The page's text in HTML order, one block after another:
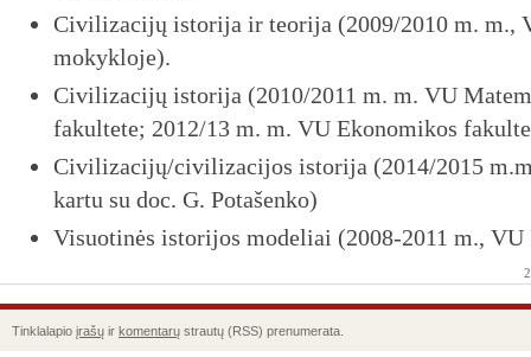
Civilizacijų istorija ir teorija (2009/2010 m. m.,
mokykloje).
Civilizacijų istorija (2010/2011 m. m. VU
fakultete; 2012/13 m. m. VU Ekonomikos
Civilizacijų/civilizacijos istorija (2014/2015
kartu su doc. G. Potašenko)
Visuotinės istorijos modeliai (2008-2011 m.,
Tinklalapio įrašų ir komentarų strautų (RSS) prenumerata.